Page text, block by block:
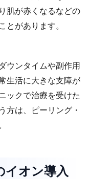
肌が赤くなるなどの
とがあります。
ウンタイムや副作用
生活に大きな支障が
ックで治療を受けた
方は、ピーリング・
イオン導入